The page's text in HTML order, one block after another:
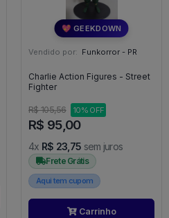
💖 GEEKDOWN
Vendido por: Funkorror - PR
Charlie Action Figures - Street
Fighter
R$ 105,56 10% OFF
R$ 95,00
4x R$ 23,75 sem juros
Frete Grátis
Aqui tem cupom
Carrinho